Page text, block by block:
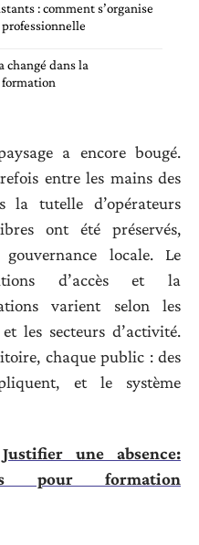
: comment s’organise
changé dans la
formation
a encore bougé.
entre les mains des
la tutelle d’opérateurs
ont été préservés,
locale. Le
d’accès et la
varient selon les
les secteurs d’activité.
chaque public : des
et le système
Justifier une absence:
pour formation